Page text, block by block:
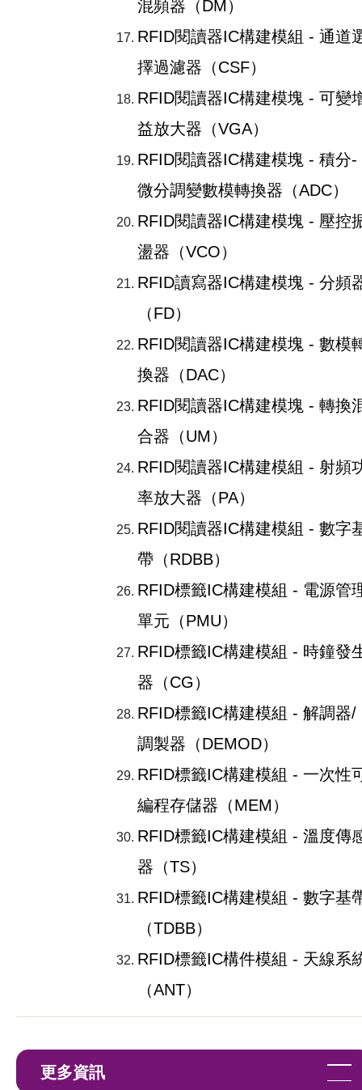
混頻器（DM）
RFID閱讀器IC構建模組 - 通道
擇過濾器（CSF）
RFID閱讀器IC構建模塊 - 可變
益放大器（VGA）
RFID閱讀器IC構建模塊 - 積分-
微分調變數模轉換器（ADC）
RFID閱讀器IC構建模塊 - 壓控
盪器（VCO）
RFID讀寫器IC構建模塊 - 分頻
（FD）
RFID閱讀器IC構建模塊 - 數模
換器（DAC）
RFID閱讀器IC構建模塊 - 轉換
合器（UM）
RFID閱讀器IC構建模組 - 射頻
率放大器（PA）
RFID閱讀器IC構建模組 - 數字
帶（RDBB）
RFID標籤IC構建模組 - 電源管
單元（PMU）
RFID標籤IC構建模組 - 時鐘發
器（CG）
RFID標籤IC構建模組 - 解調器/
調製器（DEMOD）
RFID標籤IC構建模組 - 一次性
編程存儲器（MEM）
RFID標籤IC構建模組 - 溫度傳
器（TS）
RFID標籤IC構建模組 - 數字基
（TDBB）
RFID標籤IC構件模組 - 天線系
（ANT）
更多資訊